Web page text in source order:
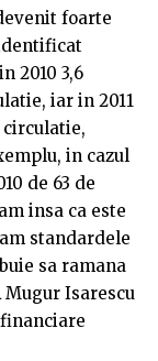
foarte
2010 3,6
iar in 2011
in cazul
de 63 de
insa ca este
standardele
sa ramana
Mugur Isarescu